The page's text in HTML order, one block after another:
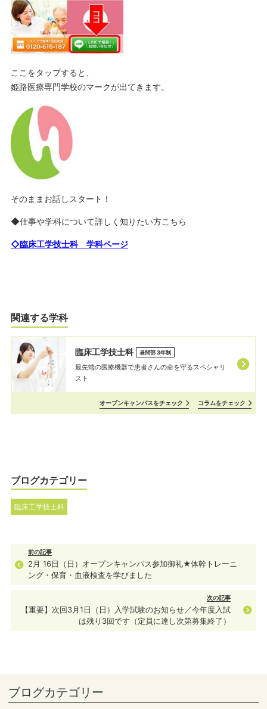
ここをタップすると、
姫路医療専門学校のマークが出てきます。
そのままお話しスタート！
◆仕事や学科について詳しく知りたい方こちら
◇臨床工学技士科 学科ページ
関連する学科
臨床工学技士科 昼間部 3年制
最先端の医療機器で患者さんの命を守るスペシャリ
スト
オープンキャンパスをチェック コラムをチェック
ブログカテゴリー
臨床工学技士科
前の記事
2月 16日（日）オープンキャンパス参加御礼★体幹トレーニ
ング・保育・血液検査を学びました
次の記事
【重要】次回3月1日（日）入学試験のお知らせ／今年度入試
は残り3回です（定員に達し次第募集終了）